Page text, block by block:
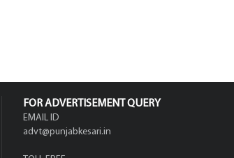
FOR ADVERTISEMENT QUERY
EMAIL ID
advt@punjabkesari.in